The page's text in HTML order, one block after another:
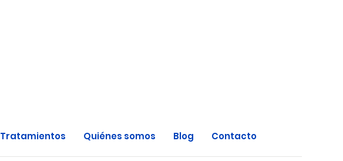
Tratamientos Quiénes somos Blog Contacto